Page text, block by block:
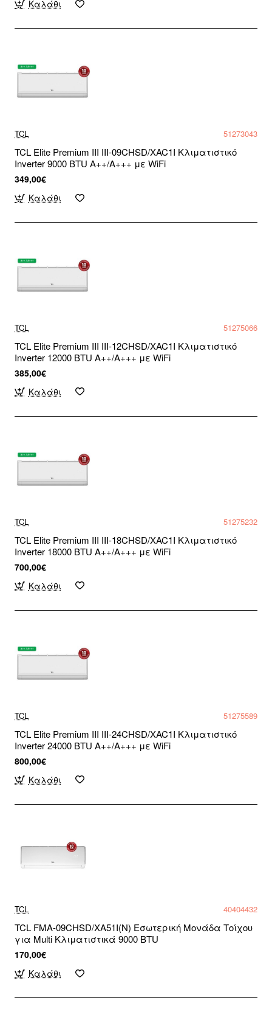
Καλάθι
TCL 51273043
TCL Elite Premium III III-09CHSD/XAC1I Κλιματιστικό
Inverter 9000 BTU A++/A+++ με WiFi
349,00€
Καλάθι
TCL 51275066
TCL Elite Premium III III-12CHSD/XAC1I Κλιματιστικό
Inverter 12000 BTU A++/A+++ με WiFi
385,00€
Καλάθι
TCL 51275232
TCL Elite Premium III III-18CHSD/XAC1I Κλιματιστικό
Inverter 18000 BTU A++/A+++ με WiFi
700,00€
Καλάθι
TCL 51275589
TCL Elite Premium III III-24CHSD/XAC1I Κλιματιστικό
Inverter 24000 BTU A++/A+++ με WiFi
800,00€
Καλάθι
TCL 40404432
TCL FMA-09CHSD/XA51I(N) Εσωτερική Μονάδα Τοίχου
για Multi Κλιματιστικά 9000 BTU
170,00€
Καλάθι